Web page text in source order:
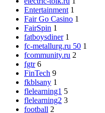
Entertainment 1
Fair Go Casino 1
FairSpin 1
fatboysdiner 1
fc-metallurg.ru 50 1
fcommunity.ru 2
fgtr 6
FinTech 9
fkblsany 1
flelearning1 5
flelearning2 3
football 2